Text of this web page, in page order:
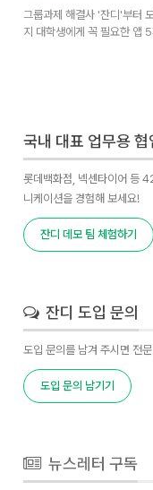
그룹과제 해결사 '잔디'부터
지 대학생에게 꼭 필요한 앱
국내 대표 업무용 협
롯데백화점, 넥센타이어 등
니케이션을 경험해 보세요!
잔디 데모 팀 체험하기
잔디 도입 문의
도입 문의를 남겨 주시면 전
도입 문의 남기기
뉴스레터 구독